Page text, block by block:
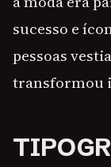
sucesso e
pessoas
transformou